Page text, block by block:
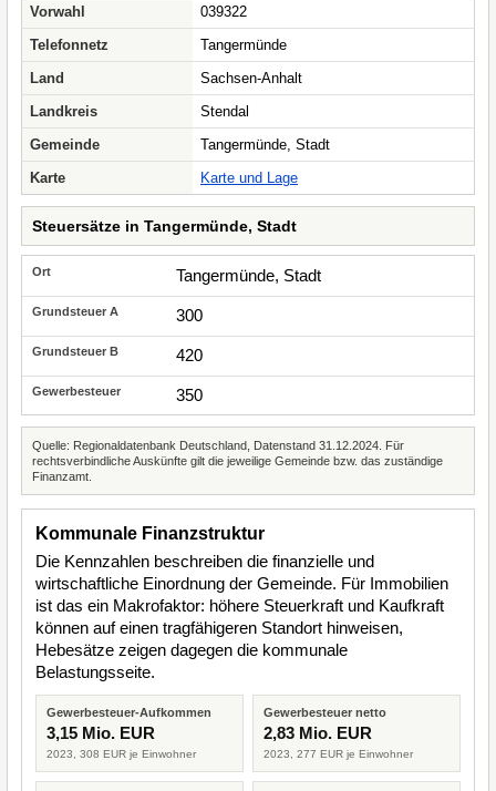
Vorwahl
039322
Telefonnetz
Tangermünde
Land
Sachsen-Anhalt
Landkreis
Stendal
Gemeinde
Tangermünde, Stadt
Karte
Karte und Lage
Steuersätze in Tangermünde, Stadt
Tangermünde, Stadt
300
420
350
Quelle: Regionaldatenbank Deutschland, Datenstand 31.12.2024. Für
rechtsverbindliche Auskünfte gilt die jeweilige Gemeinde bzw. das zuständige
Finanzamt.
Kommunale Finanzstruktur
Die Kennzahlen beschreiben die finanzielle und
wirtschaftliche Einordnung der Gemeinde. Für Immobilien
ist das ein Makrofaktor: höhere Steuerkraft und Kaufkraft
können auf einen tragfähigeren Standort hinweisen,
Hebesätze zeigen dagegen die kommunale
Belastungsseite.
Gewerbesteuer-Aufkommen
3,15 Mio. EUR
2023, 308 EUR je Einwohner
Gewerbesteuer netto
2,83 Mio. EUR
2023, 277 EUR je Einwohner